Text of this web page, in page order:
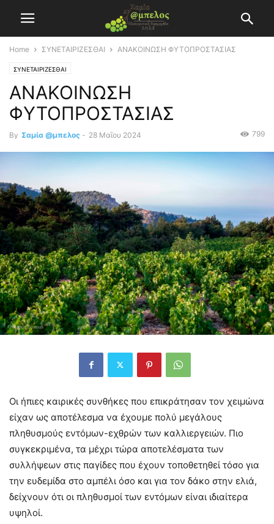
Home ΣΥΝΕΤΑΙΡΙΖΕΣΘΑΙ ΑΝΑΚΟΙΝΩΣΗ ΦΥΤΟΠΡΟΣΤΑΣΙΑΣ
ΣΥΝΕΤΑΙΡΙΖΕΣΘΑΙ
ΑΝΑΚΟΙΝΩΣΗ
ΦΥΤΟΠΡΟΣΤΑΣΙΑΣ
By Σαμία @μπελος - 28 Μαΐου 2024 799
Οι ήπιες καιρικές συνθήκες που επικράτησαν τον χειμώνα
είχαν ως αποτέλεσμα να έχουμε πολύ μεγάλους
πληθυσμούς εντόμων-εχθρών των καλλιεργειών. Πιο
συγκεκριμένα, τα μέχρι τώρα αποτελέσματα των
συλλήψεων στις παγίδες που έχουν τοποθετηθεί τόσο για
την ευδεμίδα στο αμπέλι όσο και για τον δάκο στην ελιά,
δείχνουν ότι οι πληθυσμοί των εντόμων είναι ιδιαίτερα
υψηλοί.